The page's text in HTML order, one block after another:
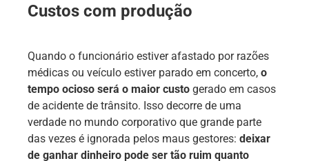
Custos com produção
Quando o funcionário estiver afastado por razões
médicas ou veículo estiver parado em concerto, o
tempo ocioso será o maior custo gerado em casos
de acidente de trânsito. Isso decorre de uma
verdade no mundo corporativo que grande parte
das vezes é ignorada pelos maus gestores: deixar
de ganhar dinheiro pode ser tão ruim quanto